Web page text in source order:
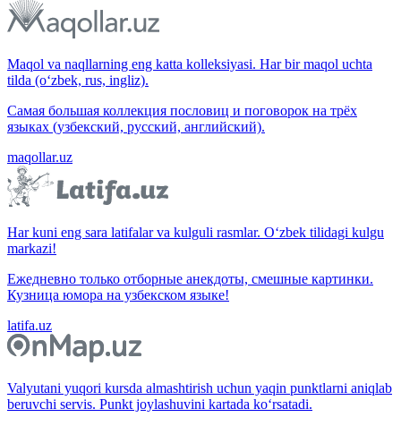
Maqol va naqllarning eng katta kolleksiyasi. Har bir maqol uchta
tilda (o‘zbek, rus, ingliz).
Самая большая коллекция пословиц и поговорок на трёх
языках (узбекский, русский, английский).
maqollar.uz
Har kuni eng sara latifalar va kulguli rasmlar. O‘zbek tilidagi kulgu
markazi!
Ежедневно только отборные анекдоты, смешные картинки.
Кузница юмора на узбекском языке!
latifa.uz
Valyutani yuqori kursda almashtirish uchun yaqin punktlarni aniqlab
beruvchi servis. Punkt joylashuvini kartada ko‘rsatadi.